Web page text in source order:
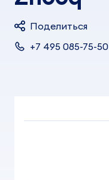
Поделиться
+7 495 085-75-50